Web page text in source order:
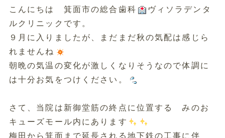
こんにちは 箕面市の総合歯科
ヴィソラデンタ
ルクリニックです。
９月に入りましたが、まだまだ秋の気配は感じら
れませんね
朝晩の気温の変化が激しくなりそうなので体調に
は十分お気をつけください。
さて、当院は新御堂筋の終点に位置する みのお
キューズモール内にあります
梅田から箕面まで延長される地下鉄の工事に伴